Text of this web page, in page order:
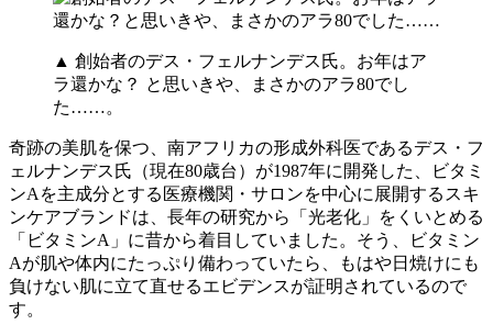
▲ 創始者のデス・フェルナンデス氏。お年はア
ラ還かな？ と思いきや、まさかのアラ80でし
た……。
奇跡の美肌を保つ、南アフリカの形成外科医であるデス・フ
ェルナンデス氏（現在80歳台）が1987年に開発した、ビタミ
ンAを主成分とする医療機関・サロンを中心に展開するスキ
ンケアブランドは、長年の研究から「光老化」をくいとめる
「ビタミンA」に昔から着目していました。そう、ビタミン
Aが肌や体内にたっぷり備わっていたら、もはや日焼けにも
負けない肌に立て直せるエビデンスが証明されているので
す。